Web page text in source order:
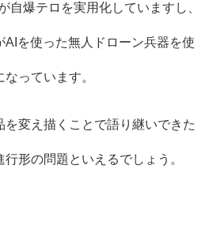
爆テロを実用化していますし、
AI を使った無人ドローン兵器を使
っています。
変え描くことで語り継いできた
形の問題といえるでしょう。